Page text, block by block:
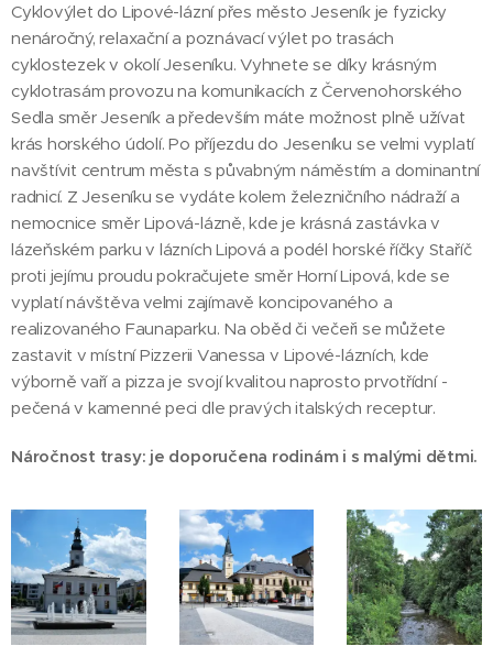
Cyklovýlet do Lipové-lázní přes město Jeseník je fyzicky
nenáročný, relaxační a poznávací výlet po trasách
cyklostezek v okolí Jeseníku. Vyhnete se díky krásným
cyklotrasám provozu na komunikacích z Červenohorského
Sedla směr Jeseník a především máte možnost plně užívat
krás horského údolí. Po příjezdu do Jeseníku se velmi vyplatí
navštívit centrum města s půvabným náměstím a dominantní
radnicí. Z Jeseníku se vydáte kolem železničního nádraží a
nemocnice směr Lipová-lázně, kde je krásná zastávka v
lázeňském parku v lázních Lipová a podél horské říčky Staříč
proti jejímu proudu pokračujete směr Horní Lipová, kde se
vyplatí návštěva velmi zajímavě koncipovaného a
realizovaného Faunaparku. Na oběd či večeři se můžete
zastavit v místní Pizzerii Vanessa v Lipové-lázních, kde
výborně vaří a pizza je svojí kvalitou naprosto prvotřídní -
pečená v kamenné peci dle pravých italských receptur.
Náročnost trasy: je doporučena rodinám i s malými dětmi.